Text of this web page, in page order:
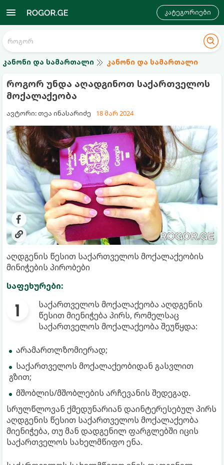
კატეგორიები
კანონი და სამართალი კანონი და სამართალი
როგორ უნდა აღადგინოთ საქართველოს
მოქალაქეობა
ავტორი: თეა ინასარიძე 18 მარ 2024
აღდგენის წესით საქართველოს მოქალაქეობის
მინიჭების პირობები
საფეხურები:
საქართველოს მოქალაქეობა აღდგენის
წესით მიენიჭება პირს, რომელსაც
საქართველოს მოქალაქეობა შეუწყდა:
არამართლზომიერად;
საქართველოს მოქალაქეობიდან გასვლით
გზით;
მშობლის/მშობლების არჩევანის შედეგად.
სრულწლოვან ქმედუნარიან დაინტერესებულ პირს
აღდგენის წესით საქართველოს მოქალაქეობა
მიენიჭება, თუ მან დადგენილ ფარგლებში იცის
საქართველოს სახელმწიფო ენა.